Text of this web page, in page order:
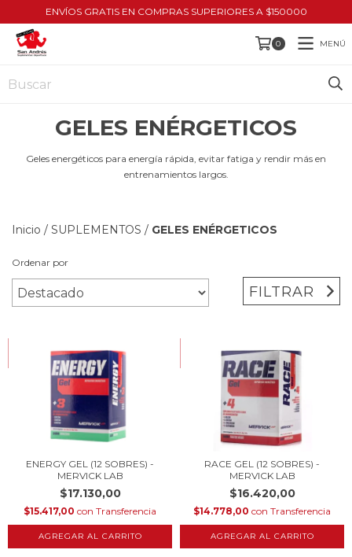
ENVÍOS GRATIS EN COMPRAS SUPERIORES A $150000
0 MENÚ
GELES ENÉRGETICOS
Geles energéticos para energía rápida, evitar fatiga y rendir más en
entrenamientos largos.
Inicio / SUPLEMENTOS / GELES ENÉRGETICOS
Ordenar por
FILTRAR
HASTA 10% OFF
COMPRANDO EN CANTIDAD
ENERGY GEL (12 SOBRES) -
MERVICK LAB
$17.130,00
$15.417,00 con Transferencia
AGREGAR AL CARRITO
HASTA 10% OFF
COMPRANDO EN CANTIDAD
RACE GEL (12 SOBRES) -
MERVICK LAB
$16.420,00
$14.778,00 con Transferencia
AGREGAR AL CARRITO